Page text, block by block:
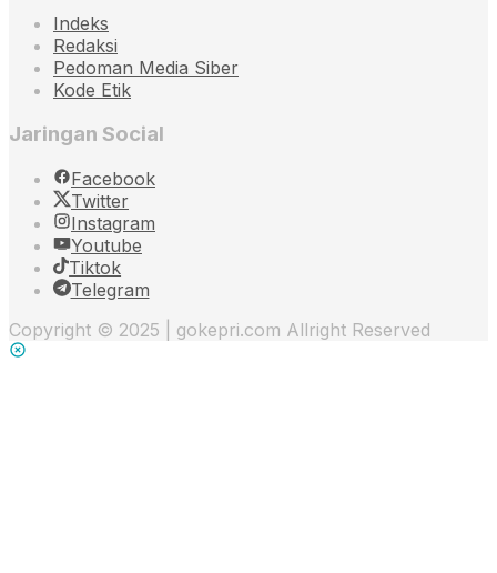
Indeks
Redaksi
Pedoman Media Siber
Kode Etik
Jaringan Social
Facebook
Twitter
Instagram
Youtube
Tiktok
Telegram
Copyright © 2025 | gokepri.com Allright Reserved